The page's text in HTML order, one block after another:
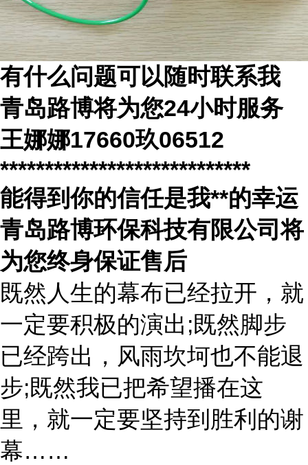
有什么问题可以随时联系我
青岛路博将为您24小时服务
王娜娜17660玖06512
****************************
能得到你的信任是我**的幸运
青岛路博环保科技有限公司将
为您终身保证售后
既然人生的幕布已经拉开，就
一定要积极的演出 ;既然脚步
已经跨出，风雨坎坷也不能退
步;既然我已把希望播在这
里，就一定要坚持到胜利的谢
幕……